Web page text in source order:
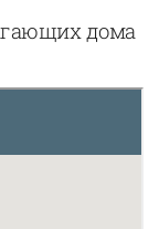
дома